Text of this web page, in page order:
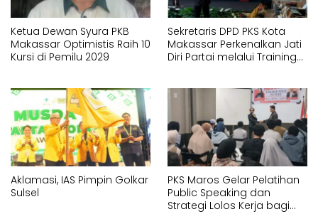
Ketua Dewan Syura PKB
Makassar Optimistis Raih 10
Kursi di Pemilu 2029
Sekretaris DPD PKS Kota
Makassar Perkenalkan Jati
Diri Partai melalui Training
Aklamasi, IAS Pimpin Golkar
Sulsel
PKS Maros Gelar Pelatihan
Public Speaking dan
Strategi Lolos Kerja bagi